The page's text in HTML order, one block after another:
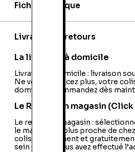
Fiche technique
http://electronicarts.fr/
Nom de l'éditeur:Electronic
Nationalité:France
Livraison et retours
La livraison à domicile
Livraison à domicile : livraison
Ne vous déplacez plus, votre
domicile ! Commandez dès
Le Retrait en magasin
Le retrait en magasin :
le magasin le plus proche de
colis directement et
sein duquel vous avez effectué